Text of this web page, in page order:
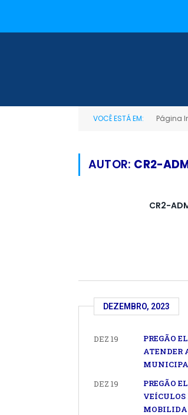
VOCÊ ESTÁ EM: Página
AUTOR: CR2-
CR2-
DEZEMBRO, 2023
DEZ 19
PREGÃO
ATENDER
DEZ 19
PREGÃO
VEÍCULOS